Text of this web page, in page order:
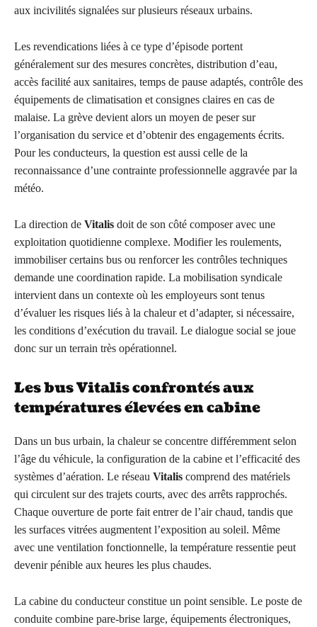
aux incivilités signalées sur plusieurs réseaux urbains.
Les revendications liées à ce type d’épisode portent
généralement sur des mesures concrètes, distribution d’eau,
accès facilité aux sanitaires, temps de pause adaptés, contrôle des
équipements de climatisation et consignes claires en cas de
malaise. La grève devient alors un moyen de peser sur
l’organisation du service et d’obtenir des engagements écrits.
Pour les conducteurs, la question est aussi celle de la
reconnaissance d’une contrainte professionnelle aggravée par la
météo.
La direction de Vitalis doit de son côté composer avec une
exploitation quotidienne complexe. Modifier les roulements,
immobiliser certains bus ou renforcer les contrôles techniques
demande une coordination rapide. La mobilisation syndicale
intervient dans un contexte où les employeurs sont tenus
d’évaluer les risques liés à la chaleur et d’adapter, si nécessaire,
les conditions d’exécution du travail. Le dialogue social se joue
donc sur un terrain très opérationnel.
Les bus Vitalis confrontés aux
températures élevées en cabine
Dans un bus urbain, la chaleur se concentre différemment selon
l’âge du véhicule, la configuration de la cabine et l’efficacité des
systèmes d’aération. Le réseau Vitalis comprend des matériels
qui circulent sur des trajets courts, avec des arrêts rapprochés.
Chaque ouverture de porte fait entrer de l’air chaud, tandis que
les surfaces vitrées augmentent l’exposition au soleil. Même
avec une ventilation fonctionnelle, la température ressentie peut
devenir pénible aux heures les plus chaudes.
La cabine du conducteur constitue un point sensible. Le poste de
conduite combine pare-brise large, équipements électroniques,